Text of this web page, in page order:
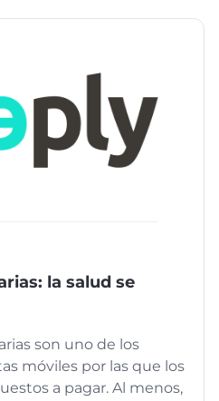
la salud se
son uno de los
móviles por las que los
a pagar. Al menos,